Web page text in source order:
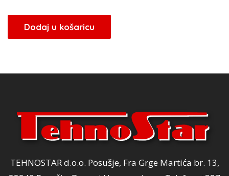
Dodaj u košaricu
TEHNOSTAR d.o.o. Posušje, Fra Grge Martića br. 13,